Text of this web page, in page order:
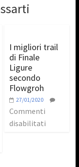
I migliori trail
di Finale
Ligure
secondo
Flowgroh
27/01/2020
Commenti
disabilitati